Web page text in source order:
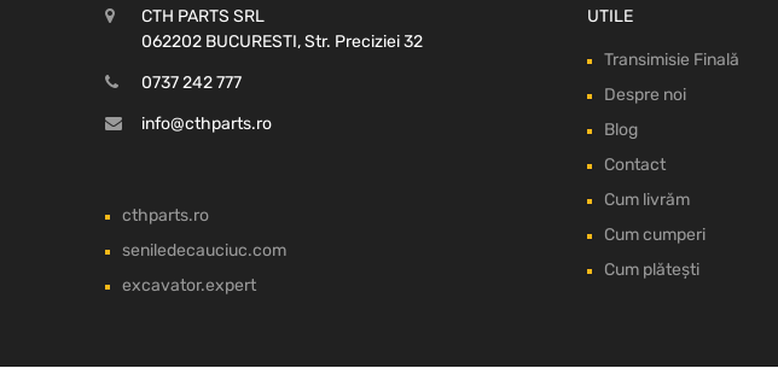
CTH PARTS SRL
062202 BUCURESTI, Str. Preciziei 32
0737 242 777
info@cthparts.ro
cthparts.ro
seniledecauciuc.com
excavator.expert
UTILE
Transimisie Finală
Despre noi
Blog
Contact
Cum livrăm
Cum cumperi
Cum plătești